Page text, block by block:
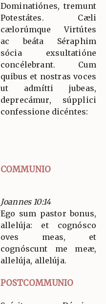
Dominatiónes, tremunt
Potestátes. Cæli
cælorúmque Virtútes
ac beáta Séraphim
sócia exsultatióne
concélebrant. Cum
quibus et nostras voces
ut admítti jubeas,
deprecámur, súpplici
confessione dicéntes:
COMMUNIO
Joannes 10:14
Ego sum pastor bonus,
allelúja: et cognósco
oves meas, et
cognóscunt me meæ,
allelúja, allelúja.
POSTCOMMUNIO